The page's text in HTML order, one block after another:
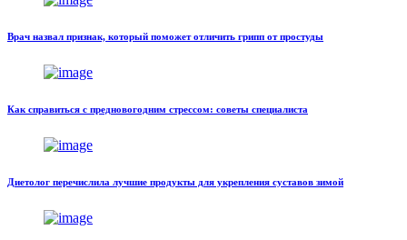
Врач назвал признак, который поможет отличить грипп от простуды
Как справиться с предновогодним стрессом: советы специалиста
Диетолог перечислила лучшие продукты для укрепления суставов зимой